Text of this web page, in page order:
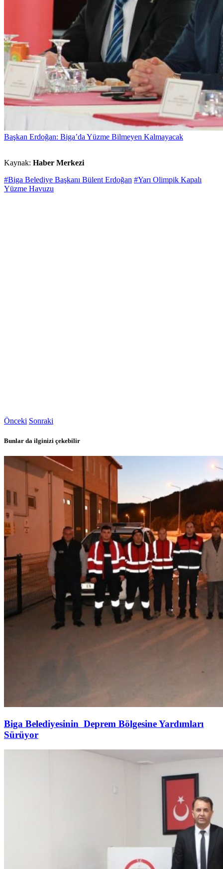
Başkan Erdoğan: Biga’da Yüzme Bilmeyen Kalmayacak
Kaynak: Haber Merkezi
#Biga Belediye Başkanı Bülent Erdoğan #Yarı Olimpik Kapalı
Yüzme Havuzu
Önceki Sonraki
Bunlar da ilginizi çekebilir
Biga Belediyesinin Deprem Bölgesine Yardımları
Sürüyor